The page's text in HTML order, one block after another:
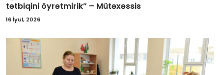
tətbiqini öyrətmirik” – Mütəxəssis
16 İyul, 2026